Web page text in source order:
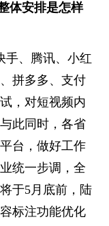
体安排是怎样
手、腾讯、小红
拼多多、支付
，对短视频内
此同时，各省
台，做好工作
统一步调，全
于5月底前，陆
标注功能优化